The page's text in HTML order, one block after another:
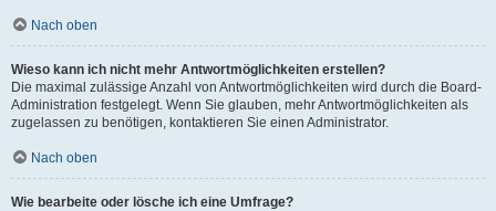
Nach oben
Wieso kann ich nicht mehr Antwortmöglichkeiten erstellen?
Die maximal zulässige Anzahl von Antwortmöglichkeiten wird durch die Board-
Administration festgelegt. Wenn Sie glauben, mehr Antwortmöglichkeiten als
zugelassen zu benötigen, kontaktieren Sie einen Administrator.
Nach oben
Wie bearbeite oder lösche ich eine Umfrage?